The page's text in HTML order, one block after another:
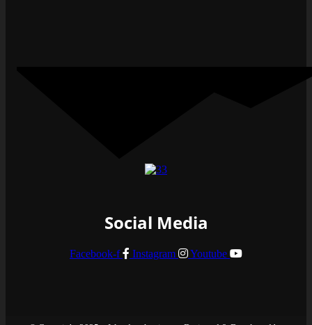
Social Media
Facebook-f Instagram Youtube